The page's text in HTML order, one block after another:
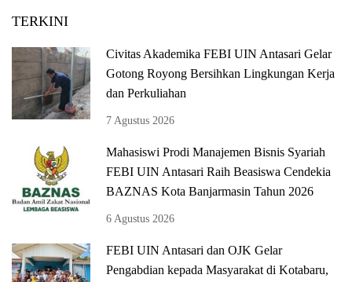
TERKINI
Civitas Akademika FEBI UIN Antasari Gelar
Gotong Royong Bersihkan Lingkungan Kerja
dan Perkuliahan
7 Agustus 2026
Mahasiswi Prodi Manajemen Bisnis Syariah
FEBI UIN Antasari Raih Beasiswa Cendekia
BAZNAS Kota Banjarmasin Tahun 2026
6 Agustus 2026
FEBI UIN Antasari dan OJK Gelar
Pengabdian kepada Masyarakat di Kotabaru,